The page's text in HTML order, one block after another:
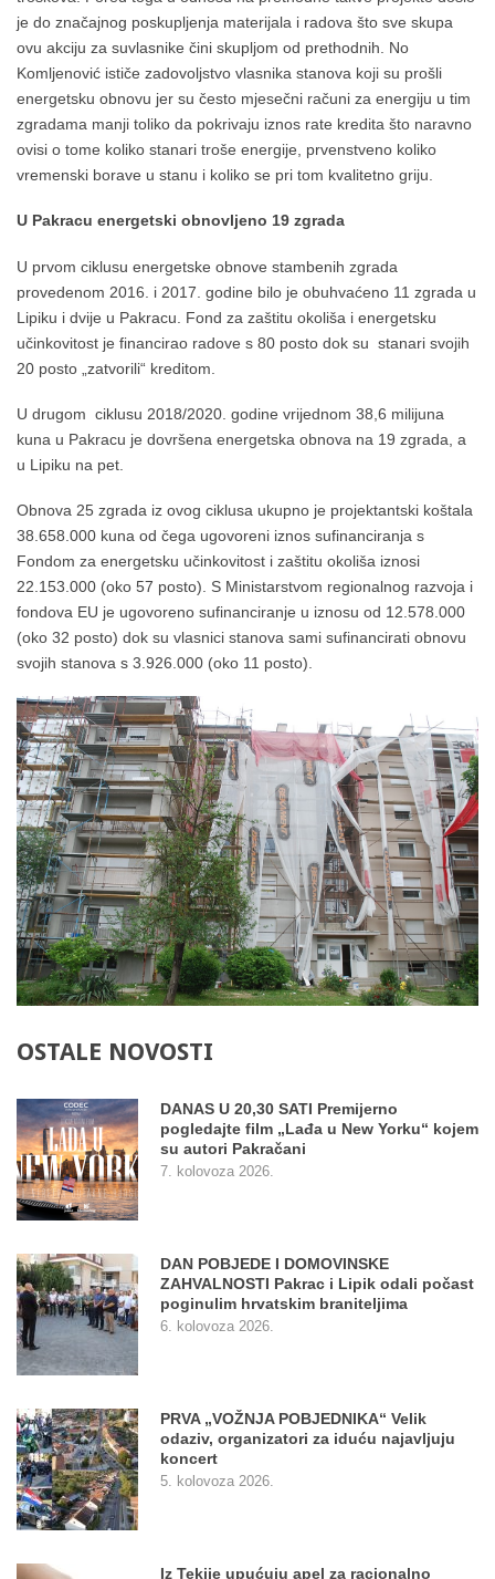
je do značajnog poskupljenja materijala i radova što sve skupa
ovu akciju za suvlasnike čini skupljom od prethodnih. No
Komljenović ističe zadovoljstvo vlasnika stanova koji su prošli
energetsku obnovu jer su često mjesečni računi za energiju u tim
zgradama manji toliko da pokrivaju iznos rate kredita što naravno
ovisi o tome koliko stanari troše energije, prvenstveno koliko
vremenski borave u stanu i koliko se pri tom kvalitetno griju.
U Pakracu energetski obnovljeno 19 zgrada
U prvom ciklusu energetske obnove stambenih zgrada
provedenom 2016. i 2017. godine bilo je obuhvaćeno 11 zgrada u
Lipiku i dvije u Pakracu. Fond za zaštitu okoliša i energetsku
učinkovitost je financirao radove s 80 posto dok su stanari svojih
20 posto „zatvorili“ kreditom.
U drugom ciklusu 2018/2020. godine vrijednom 38,6 milijuna
kuna u Pakracu je dovršena energetska obnova na 19 zgrada, a
u Lipiku na pet.
Obnova 25 zgrada iz ovog ciklusa ukupno je projektantski koštala
38.658.000 kuna od čega ugovoreni iznos sufinanciranja s
Fondom za energetsku učinkovitost i zaštitu okoliša iznosi
22.153.000 (oko 57 posto). S Ministarstvom regionalnog razvoja i
fondova EU je ugovoreno sufinanciranje u iznosu od 12.578.000
(oko 32 posto) dok su vlasnici stanova sami sufinancirati obnovu
svojih stanova s 3.926.000 (oko 11 posto).
OSTALE NOVOSTI
DANAS U 20,30 SATI Premijerno
pogledajte film „Lađa u New Yorku“ kojem
su autori Pakračani
7. kolovoza 2026.
DAN POBJEDE I DOMOVINSKE
ZAHVALNOSTI Pakrac i Lipik odali počast
poginulim hrvatskim braniteljima
6. kolovoza 2026.
PRVA „VOŽNJA POBJEDNIKA“ Velik
odaziv, organizatori za iduću najavljuju
koncert
5. kolovoza 2026.
Iz Tekije upućuju apel za racionalno